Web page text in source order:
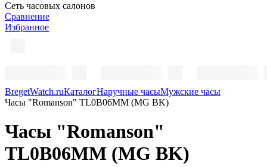
Cеть часовых салонов
Сравнение
Избранное
BregetWatch.ruКаталогНаручные часыМужские часы
Часы "Romanson" TL0B06MM (MG BK)
Часы "Romanson"
TL0B06MM (MG BK)